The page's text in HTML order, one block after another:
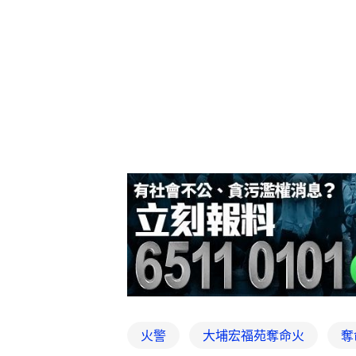
火警 大埔宏福苑奪命火